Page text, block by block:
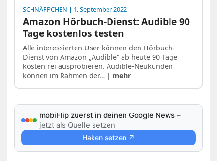
SCHNÄPPCHEN | 1. September 2022
Amazon Hörbuch-Dienst: Audible 90
Tage kostenlos testen
Alle interessierten User können den Hörbuch-
Dienst von Amazon „Audible“ ab heute 90 Tage
kostenfrei ausprobieren. Audible-Neukunden
können im Rahmen der… | mehr
mobiFlip zuerst in deinen Google News –
jetzt als Quelle setzen
Haken setzen ↗